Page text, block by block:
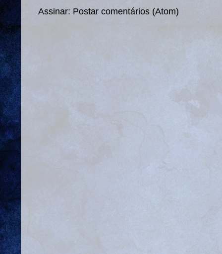
Assinar: Postar comentários (Atom)